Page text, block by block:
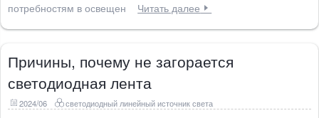
потребностям в освещен
Читать далее
Причины, почему не загорается
светодиодная лента
2024/06 светодиодный линейный источник света